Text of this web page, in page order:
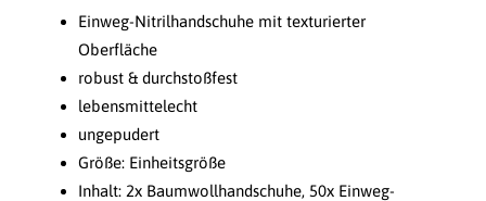
Einweg-Nitrilhandschuhe mit texturierter
Oberfläche
robust & durchstoßfest
lebensmittelecht
ungepudert
Größe: Einheitsgröße
Inhalt: 2x Baumwollhandschuhe, 50x Einweg-